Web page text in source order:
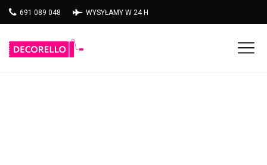
691 089 048 WYSYŁAMY W 24 H